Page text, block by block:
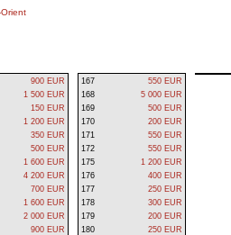
900 EUR
1 500 EUR
150 EUR
1 200 EUR
350 EUR
500 EUR
1 600 EUR
4 200 EUR
700 EUR
1 600 EUR
2 000 EUR
900 EUR
167
550 EUR
168
5 000 EUR
169
500 EUR
170
200 EUR
171
550 EUR
172
550 EUR
175
1 200 EUR
176
400 EUR
177
250 EUR
178
300 EUR
179
200 EUR
180
250 EUR